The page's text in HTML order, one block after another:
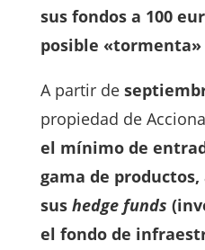
sus fondos a 100
posible
A partir de
propiedad de
el mínimo de
gama de productos,
sus hedge funds
el fondo de